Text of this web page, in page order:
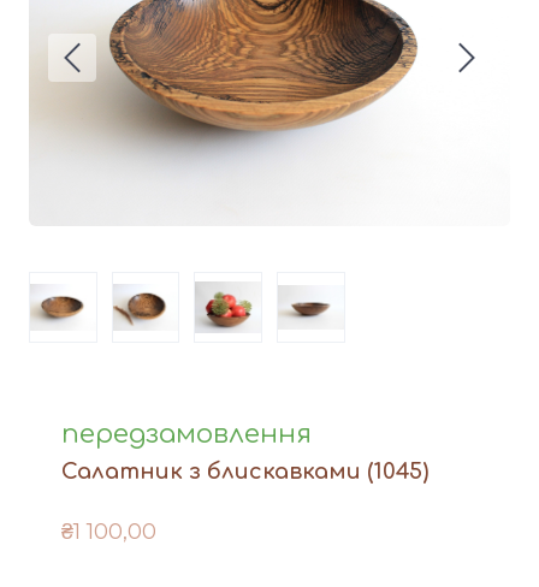
Вази
Фігури й статуетки
Догляд за виробами
передзамовлення
Салатник з блискавками (1045)
₴1 100,00